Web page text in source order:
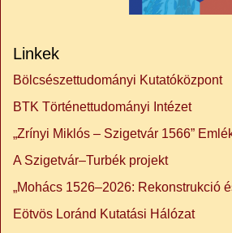
Linkek
Bölcsészettudományi Kutatóközpont
BTK Történettudományi Intézet
„Zrínyi Miklós – Szigetvár 1566”
A Szigetvár–Turbék projekt
„Mohács 1526–2026: Rekonstrukció
Eötvös Loránd Kutatási Hálózat